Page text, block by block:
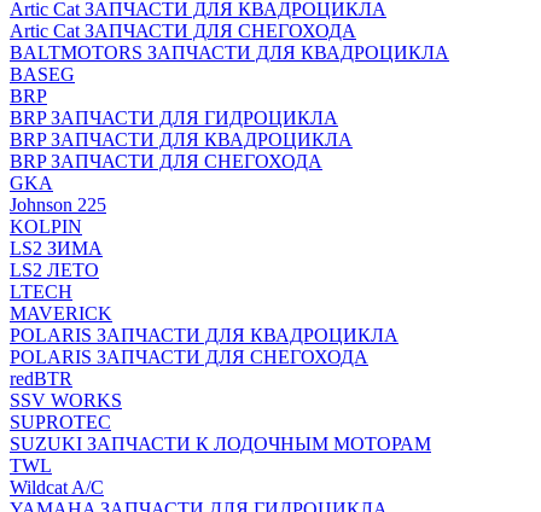
Artic Cat ЗАПЧАСТИ ДЛЯ КВАДРОЦИКЛА
Artic Cat ЗАПЧАСТИ ДЛЯ СНЕГОХОДА
BALTMOTORS ЗАПЧАСТИ ДЛЯ КВАДРОЦИКЛА
BASEG
BRP
BRP ЗАПЧАСТИ ДЛЯ ГИДРОЦИКЛА
BRP ЗАПЧАСТИ ДЛЯ КВАДРОЦИКЛА
BRP ЗАПЧАСТИ ДЛЯ СНЕГОХОДА
GKA
Johnson 225
KOLPIN
LS2 ЗИМА
LS2 ЛЕТО
LTECH
MAVERICK
POLARIS ЗАПЧАСТИ ДЛЯ КВАДРОЦИКЛА
POLARIS ЗАПЧАСТИ ДЛЯ СНЕГОХОДА
redBTR
SSV WORKS
SUPROTEC
SUZUKI ЗАПЧАСТИ К ЛОДОЧНЫМ МОТОРАМ
TWL
Wildcat A/C